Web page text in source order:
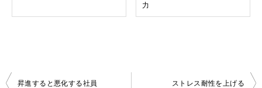
力
投
昇進すると悪化する社員 ストレス耐性を上げる